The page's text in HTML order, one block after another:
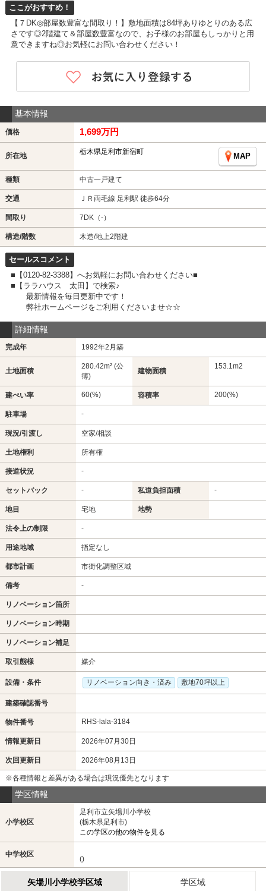
ここがおすすめ！
【７DK◎部屋数豊富な間取り！】敷地面積は84坪ありゆとりのある広
さです◎2階建て＆部屋数豊富なので、お子様のお部屋もしっかりと用
意できますね◎お気軽にお問い合わせください！
基本情報
価格 1,699万円
所在地 栃木県足利市新宿町
MAP
種類 中古一戸建て
交通 ＪＲ両毛線 足利駅 徒歩64分
間取り 7DK（-）
構造/階数 木造/地上2階建
セールスコメント
■【0120-82-3388】へお気軽にお問い合わせください■
■【ララハウス 太田】で検索♪
最新情報を毎日更新中です！
弊社ホームページをご利用くださいませ☆☆
詳細情報
完成年 1992年2月築
土地面積
280.42m² (公
簿)
建物面積
153.1m2
建ぺい率 60(%) 容積率 200(%)
駐車場 -
現況/引渡し 空家/相談
土地権利 所有権
接道状況 -
セットバック - 私道負担面積 -
地目 宅地 地勢
法令上の制限 -
用途地域 指定なし
都市計画 市街化調整区域
備考 -
リノベーション箇所
リノベーション時期
リノベーション補足
取引態様 媒介
設備・条件 リノベーション向き・済み 敷地70坪以上
建築確認番号
物件番号 RHS-lala-3184
情報更新日 2026年07月30日
次回更新日 2026年08月13日
※各種情報と差異がある場合は現況優先となります
学区情報
小学校区
足利市立矢場川小学校
(栃木県足利市)
この学区の他の物件を見る
中学校区
()
矢場川小学校学区域 学区域